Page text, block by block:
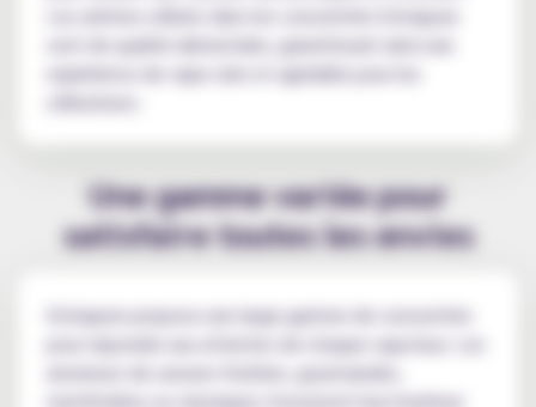
Les arômes utilisés dans les concentrés Extrapure
sont de qualité alimentaire, garantissant ainsi une
expérience de vape sûre et agréable pour les
Une gamme variée pour
satisfaire toutes les envies
Extrapure propose une large gamme de concentrés
pour répondre aux attentes de chaque vapoteur. Les
amateurs de saveurs fruitées, gourmandes,
mentholées ou classiques trouveront leur bonheur